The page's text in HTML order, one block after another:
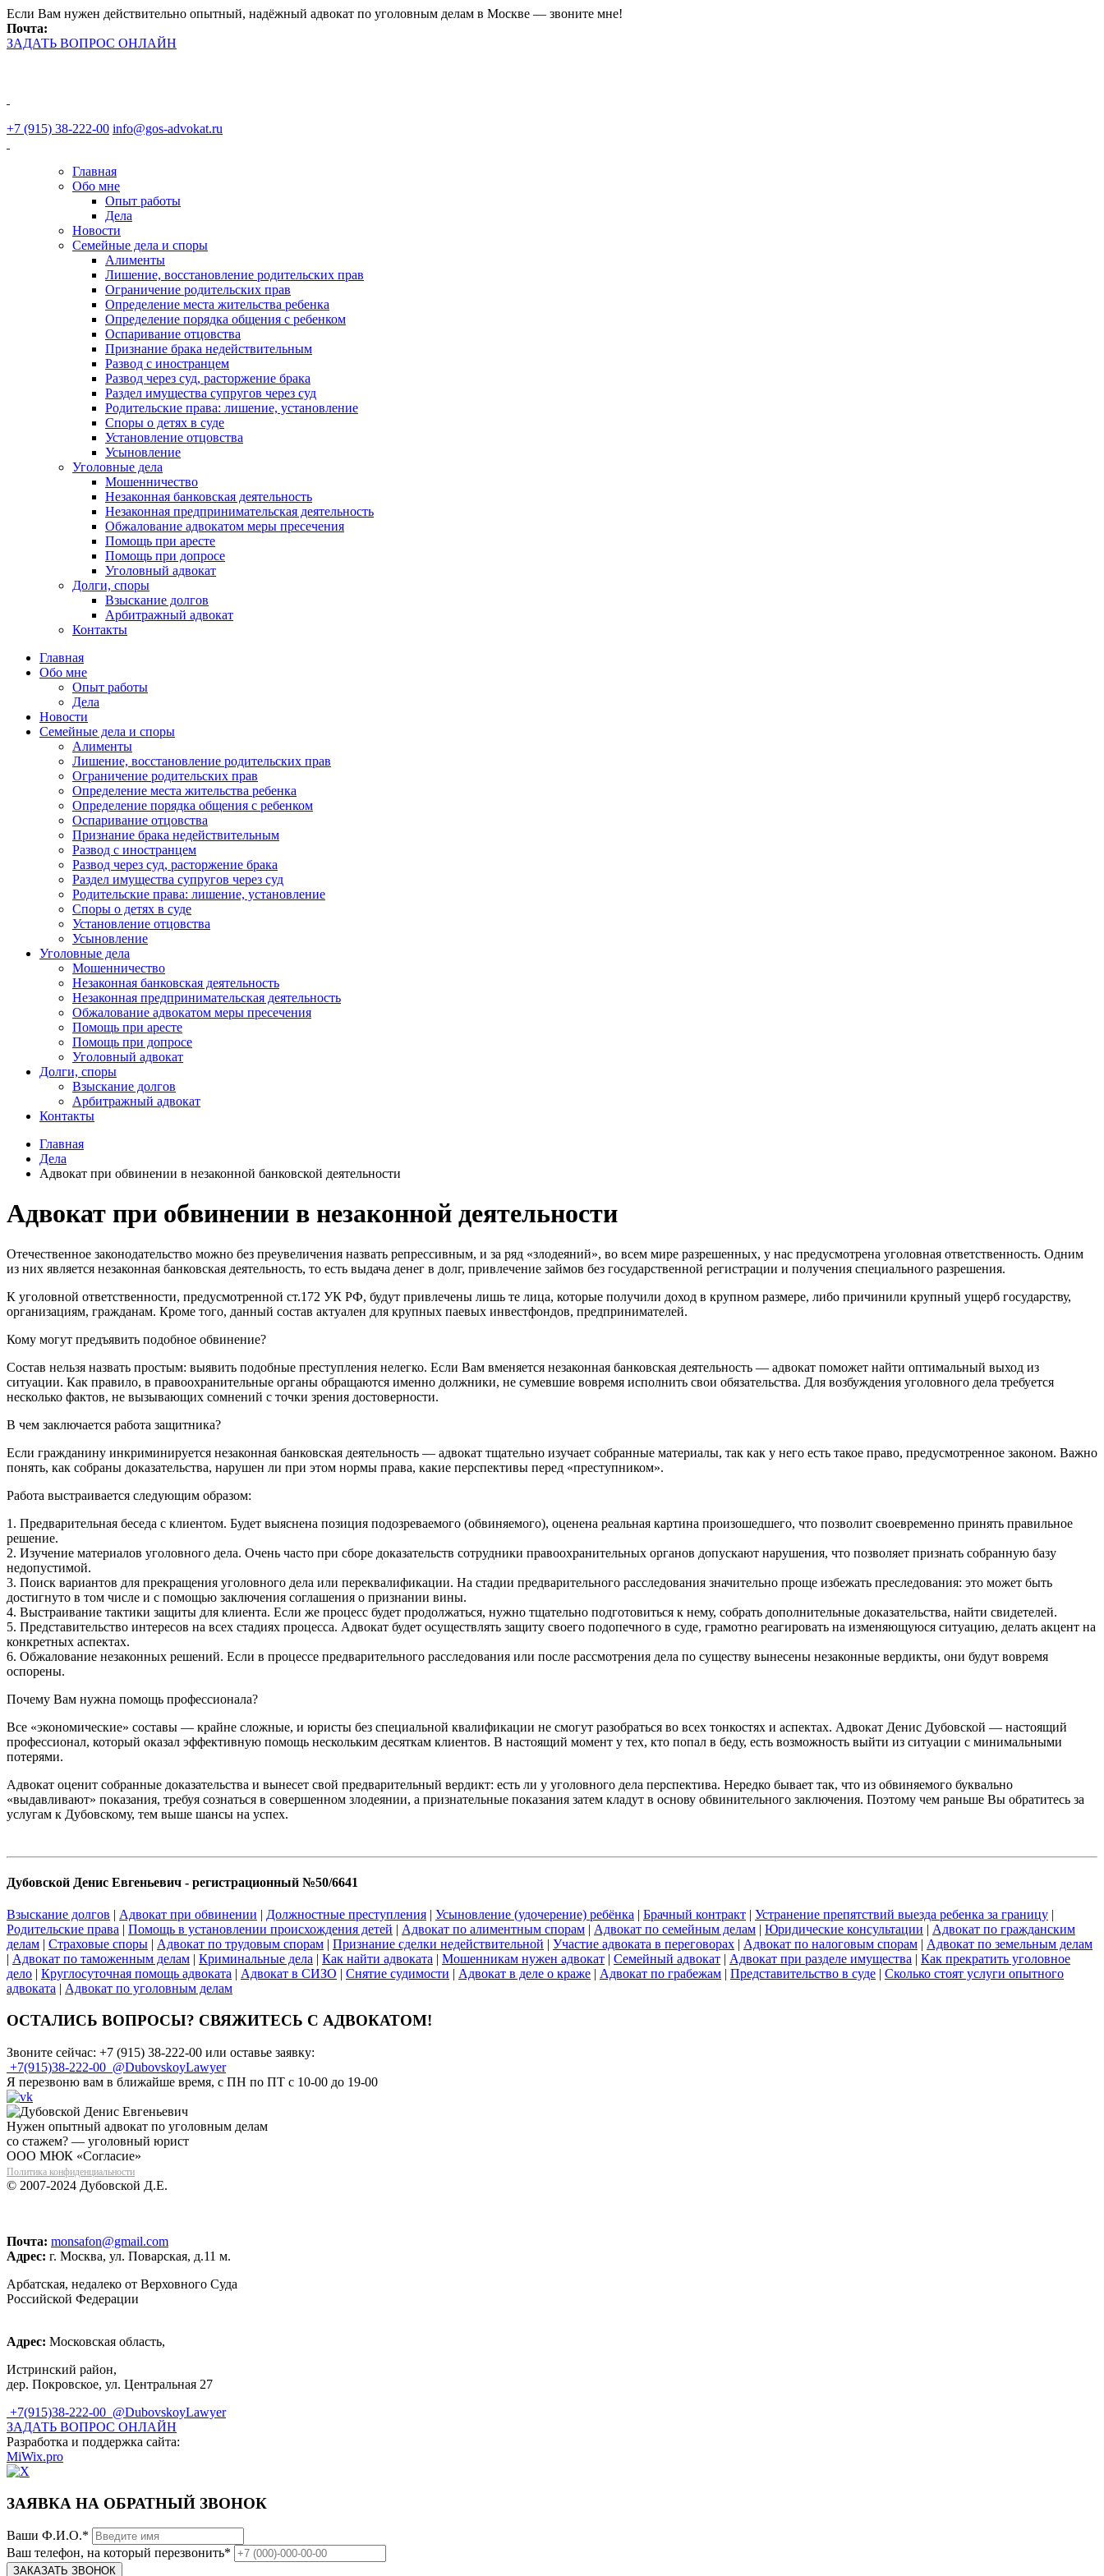
Если Вам нужен действительно опытный, надёжный адвокат по уголовным делам в Москве — звоните мне!
Почта:
ЗАДАТЬ ВОПРОС ОНЛАЙН
+7 (915) 38-222-00 info@gos-advokat.ru
Главная
Обо мне
Опыт работы
Дела
Новости
Семейные дела и споры
Алименты
Лишение, восстановление родительских прав
Ограничение родительских прав
Определение места жительства ребенка
Определение порядка общения с ребенком
Оспаривание отцовства
Признание брака недействительным
Развод с иностранцем
Развод через суд, расторжение брака
Раздел имущества супругов через суд
Родительские права: лишение, установление
Споры о детях в суде
Установление отцовства
Усыновление
Уголовные дела
Мошенничество
Незаконная банковская деятельность
Незаконная предпринимательская деятельность
Обжалование адвокатом меры пресечения
Помощь при аресте
Помощь при допросе
Уголовный адвокат
Долги, споры
Взыскание долгов
Арбитражный адвокат
Контакты
Главная
Обо мне
Опыт работы
Дела
Новости
Семейные дела и споры
Алименты
Лишение, восстановление родительских прав
Ограничение родительских прав
Определение места жительства ребенка
Определение порядка общения с ребенком
Оспаривание отцовства
Признание брака недействительным
Развод с иностранцем
Развод через суд, расторжение брака
Раздел имущества супругов через суд
Родительские права: лишение, установление
Споры о детях в суде
Установление отцовства
Усыновление
Уголовные дела
Мошенничество
Незаконная банковская деятельность
Незаконная предпринимательская деятельность
Обжалование адвокатом меры пресечения
Помощь при аресте
Помощь при допросе
Уголовный адвокат
Долги, споры
Взыскание долгов
Арбитражный адвокат
Контакты
Главная
Дела
Адвокат при обвинении в незаконной банковской деятельности
Адвокат при обвинении в незаконной деятельности
Отечественное законодательство можно без преувеличения назвать репрессивным, и за ряд «злодеяний», во всем мире разрешенных, у нас предусмотрена уголовная ответственность. Одним
из них является незаконная банковская деятельность, то есть выдача денег в долг, привлечение займов без государственной регистрации и получения специального разрешения.
К уголовной ответственности, предусмотренной ст.172 УК РФ, будут привлечены лишь те лица, которые получили доход в крупном размере, либо причинили крупный ущерб государству,
организациям, гражданам. Кроме того, данный состав актуален для крупных паевых инвестфондов, предпринимателей.
Кому могут предъявить подобное обвинение?
Состав нельзя назвать простым: выявить подобные преступления нелегко. Если Вам вменяется незаконная банковская деятельность — адвокат поможет найти оптимальный выход из
ситуации. Как правило, в правоохранительные органы обращаются именно должники, не сумевшие вовремя исполнить свои обязательства. Для возбуждения уголовного дела требуется
несколько фактов, не вызывающих сомнений с точки зрения достоверности.
В чем заключается работа защитника?
Если гражданину инкриминируется незаконная банковская деятельность — адвокат тщательно изучает собранные материалы, так как у него есть такое право, предусмотренное законом. Важно
понять, как собраны доказательства, нарушен ли при этом нормы права, какие перспективы перед «преступником».
Работа выстраивается следующим образом:
1. Предварительная беседа с клиентом. Будет выяснена позиция подозреваемого (обвиняемого), оценена реальная картина произошедшего, что позволит своевременно принять правильное
решение.
2. Изучение материалов уголовного дела. Очень часто при сборе доказательств сотрудники правоохранительных органов допускают нарушения, что позволяет признать собранную базу
недопустимой.
3. Поиск вариантов для прекращения уголовного дела или переквалификации. На стадии предварительного расследования значительно проще избежать преследования: это может быть
достигнуто в том числе и с помощью заключения соглашения о признании вины.
4. Выстраивание тактики защиты для клиента. Если же процесс будет продолжаться, нужно тщательно подготовиться к нему, собрать дополнительные доказательства, найти свидетелей.
5. Представительство интересов на всех стадиях процесса. Адвокат будет осуществлять защиту своего подопечного в суде, грамотно реагировать на изменяющуюся ситуацию, делать акцент на
конкретных аспектах.
6. Обжалование незаконных решений. Если в процессе предварительного расследования или после рассмотрения дела по существу вынесены незаконные вердикты, они будут вовремя
оспорены.
Почему Вам нужна помощь профессионала?
Все «экономические» составы — крайне сложные, и юристы без специальной квалификации не смогут разобраться во всех тонкостях и аспектах. Адвокат Денис Дубовской — настоящий
профессионал, который оказал эффективную помощь нескольким десяткам клиентов. В настоящий момент у тех, кто попал в беду, есть возможность выйти из ситуации с минимальными
потерями.
Адвокат оценит собранные доказательства и вынесет свой предварительный вердикт: есть ли у уголовного дела перспектива. Нередко бывает так, что из обвиняемого буквально
«выдавливают» показания, требуя сознаться в совершенном злодеянии, а признательные показания затем кладут в основу обвинительного заключения. Поэтому чем раньше Вы обратитесь за
услугам к Дубовскому, тем выше шансы на успех.
Дубовской Денис Евгеньевич - регистрационный №50/6641
Взыскание долгов | Адвокат при обвинении | Должностные преступления | Усыновление (удочерение) ребёнка | Брачный контракт | Устранение препятствий выезда ребенка за границу |
Родительские права | Помощь в установлении происхождения детей | Адвокат по алиментным спорам | Адвокат по семейным делам | Юридические консультации | Адвокат по гражданским
делам | Страховые споры | Адвокат по трудовым спорам | Признание сделки недействительной | Участие адвоката в переговорах | Адвокат по налоговым спорам | Адвокат по земельным делам
| Адвокат по таможенным делам | Криминальные дела | Как найти адвоката | Мошенникам нужен адвокат | Семейный адвокат | Адвокат при разделе имущества | Как прекратить уголовное
дело | Круглосуточная помощь адвоката | Адвокат в СИЗО | Снятие судимости | Адвокат в деле о краже | Адвокат по грабежам | Представительство в суде | Сколько стоят услуги опытного
адвоката | Адвокат по уголовным делам
ОСТАЛИСЬ ВОПРОСЫ? СВЯЖИТЕСЬ С АДВОКАТОМ!
Звоните сейчас: +7 (915) 38-222-00 или оставье заявку:
+7(915)38-222-00 @DubovskoyLawyer
Я перезвоню вам в ближайше время, с ПН по ПТ с 10-00 до 19-00
Нужен опытный адвокат по уголовным делам
со стажем? — уголовный юрист
ООО МЮК «Согласие»
Политика конфиденциальности
© 2007-2024 Дубовской Д.Е.
Почта: monsafon@gmail.com
Адрес: г. Москва, ул. Поварская, д.11 м.
Арбатская, недалеко от Верховного Суда
Российской Федерации
Адрес: Московская область,
Истринский район,
дер. Покровское, ул. Центральная 27
+7(915)38-222-00 @DubovskoyLawyer
ЗАДАТЬ ВОПРОС ОНЛАЙН
Разработка и поддержка сайта:
MiWix.pro
ЗАЯВКА НА ОБРАТНЫЙ ЗВОНОК
Ваши Ф.И.О.*
Ваш телефон, на который перезвонить*
ЗАКАЗАТЬ ЗВОНОК